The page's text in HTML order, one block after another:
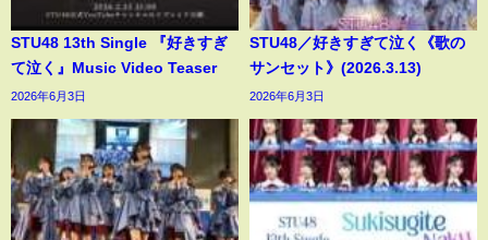
STU48 13th Single 『好きすぎ
て泣く』Music Video Teaser
2026年6月3日
STU48／好きすぎて泣く《歌の
サンセット》(2026.3.13)
2026年6月3日